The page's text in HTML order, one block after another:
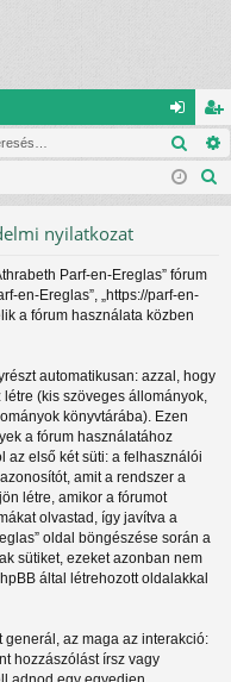
el
ép
eg
is
nyilatkozat
Parf-en-Ereglas” fórum
en-Ereglas”, „https://parf-en-
a fórum használata közben
automatikusan: azzal, hogy
(kis szöveges állományok,
könyvtárába). Ezen
a fórum használatához
az első két süti: a felhasználói
amit a rendszer a
létre, amikor a fórumot
olvastad, így javítva a
oldal böngészése során a
sütiket, ezeket azonban nem
által létrehozott oldalakkal
generál, az maga az interakció:
hozzászólást írsz vagy